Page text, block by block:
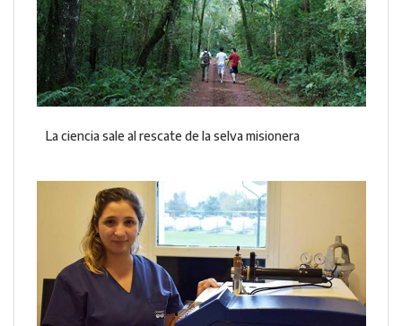
La ciencia sale al rescate de la selva misionera